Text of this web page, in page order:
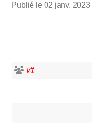
Publié le 02 janv. 2023
vtt